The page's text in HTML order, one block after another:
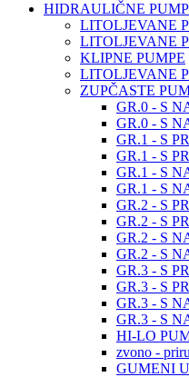
HIDRAULIČNE
LITOLJEVANE
LITOLJEVANE
KLIPNE PUMPE
LITOLJEVANE
ZUPČASTE
GR.0 - S
GR.0 - S
GR.1 - S
GR.1 - S
GR.1 - S
GR.1 - S
GR.2 - S
GR.2 - S
GR.2 - S
GR.2 - S
GR.3 - S
GR.3 - S
GR.3 - S
GR.3 - S
HI-LO
zvono -
GUMENI